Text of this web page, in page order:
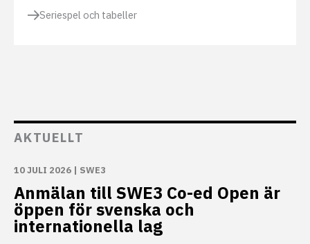
Seriespel och tabeller
AKTUELLT
10 JULI 2026 | SWE3
Anmälan till SWE3 Co-ed Open är
öppen för svenska och
internationella lag